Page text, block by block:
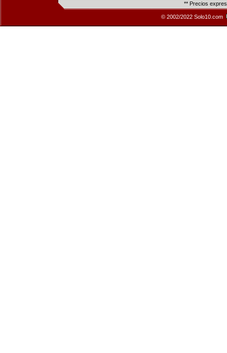
** Precios
© 2002/2022 Solo10.com